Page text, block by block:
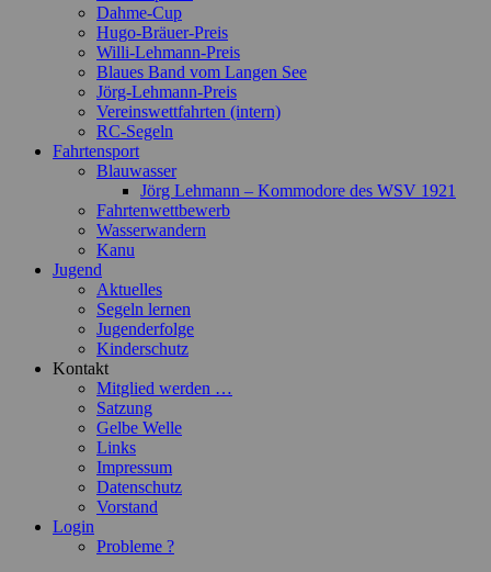
Dahme-Cup
Hugo-Bräuer-Preis
Willi-Lehmann-Preis
Blaues Band vom Langen See
Jörg-Lehmann-Preis
Vereinswettfahrten (intern)
RC-Segeln
Fahrtensport
Blauwasser
Jörg Lehmann – Kommodore des WSV 1921
Fahrtenwettbewerb
Wasserwandern
Kanu
Jugend
Aktuelles
Segeln lernen
Jugenderfolge
Kinderschutz
Kontakt
Mitglied werden …
Satzung
Gelbe Welle
Links
Impressum
Datenschutz
Vorstand
Login
Probleme ?